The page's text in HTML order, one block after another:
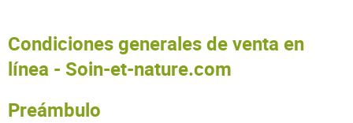
Condiciones generales de venta en
línea - Soin-et-nature.com
Preámbulo